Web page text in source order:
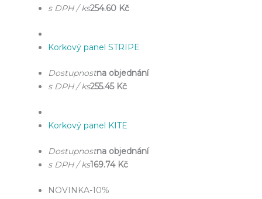
s DPH / ks254.60 Kč
Korkový panel STRIPE
Dostupnostna objednání
s DPH / ks255.45 Kč
Korkový panel KITE
Dostupnostna objednání
s DPH / ks169.74 Kč
NOVINKA-10%